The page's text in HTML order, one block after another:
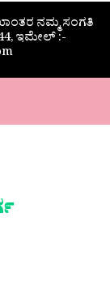
ನಮ್ಮ ಸಂಗತಿ
ಇಮೇಲ್ :-